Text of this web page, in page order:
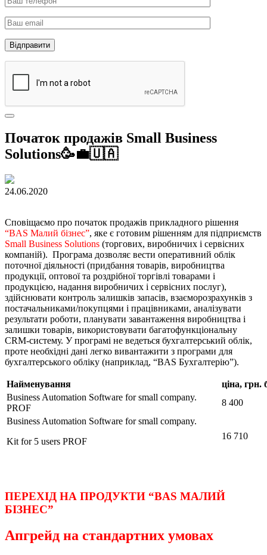
Початок продажів Small Business
Solutions🥳💼🇺🇦
24.06.2020
Сповіщаємо про початок продажів прикладного рішення
“BAS Малий бізнес”, яке є готовим рішенням для підприємств
Small Business Solutions (торгових, виробничих і сервісних
компаній). Програма дозволяє вести оперативний облік
поточної діяльності (придбання товарів, виробництва
продукції, оптової та роздрібної торгівлі товарами і
продукцією, надання виробничих і сервісних послуг),
здійснювати контроль залишків запасів, взаєморозрахунків з
постачальниками/покупцями і працівниками, аналізувати
результати роботи, планувати завантаження виробництва і
залишки товарів, використовувати багатофункціональну
CRM-систему. У програмі не ведеться бухгалтерський облік,
проте необхідні дані легко вивантажити з програми для
бухгалтерського обліку (наприклад, “BAS Бухгалтерію”).
Найменування
ціна, грн.
Business Automation Software for small company.
PROF
8 400
Business Automation Software for small company.
Kit for 5 users PROF
16 710
ПЕРЕХІД НА ПРОДУКТИ “BAS МАЛИЙ
БІЗНЕС”
Апгрейд на стандартних умовах